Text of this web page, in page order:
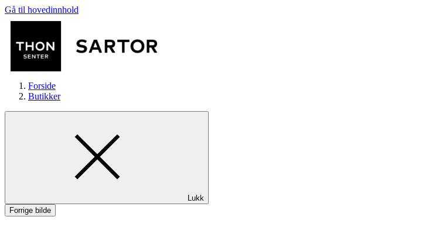
Gå til hovedinnhold
Butikker
Mat og drikke
Forside
Butikker
Lukk
Forrige bilde